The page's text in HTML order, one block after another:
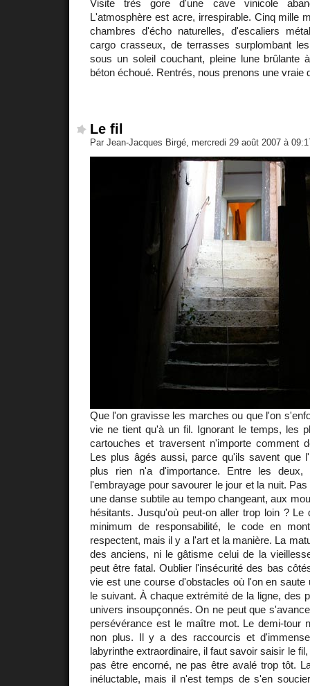
Visite très gore d'une cave vinicole
L'atmosphère est acre, irrespirable. Cinq mille
chambres d'écho naturelles, d'escaliers
cargo crasseux, de terrasses surplombant
sous un soleil couchant, pleine lune brûlante
béton échoué. Rentrés, nous prenons une vraie
Le fil
Par Jean-Jacques Birgé, mercredi 29 août 2007 à
Que l'on gravisse les marches ou que l'on
vie ne tient qu'à un fil. Ignorant le temps, les
cartouches et traversent n'importe comment
Les plus âgés aussi, parce qu'ils savent que
plus rien n'a d'importance. Entre les deux,
l'embrayage pour savourer le jour et la nuit.
une danse subtile au tempo changeant, aux
hésitants. Jusqu'où peut-on aller trop loin ? Le
minimum de responsabilité, le code en
respectent, mais il y a l'art et la manière. La
des anciens, ni le gâtisme celui de la
peut être fatal. Oublier l'insécurité des bas
vie est une course d'obstacles où l'on en saute
le suivant. À chaque extrémité de la ligne, des
univers insoupçonnés. On ne peut que
persévérance est le maître mot. Le demi-tour
non plus. Il y a des raccourcis et
labyrinthe extraordinaire, il faut savoir saisir le
pas être encorné, ne pas être avalé trop tôt.
inéluctable, mais il n'est temps de s'en